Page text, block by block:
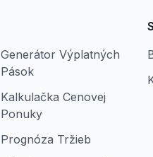
Generátor Výplatných
Pások
Kalkulačka Cenovej
Ponuky
Prognóza Tržieb